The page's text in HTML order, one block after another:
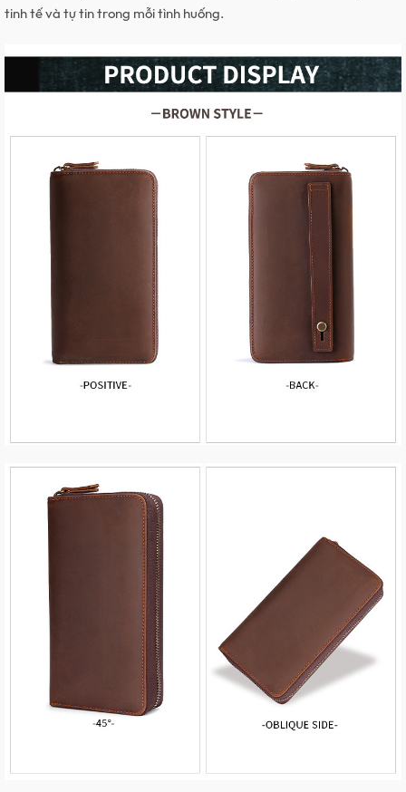
tinh tế và tự tin trong mỗi tình huống.